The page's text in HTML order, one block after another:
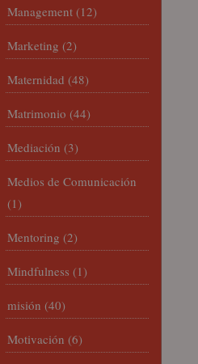
Management (12)
Marketing (2)
Maternidad (48)
Matrimonio (44)
Mediación (3)
Medios de Comunicación
(1)
Mentoring (2)
Mindfulness (1)
misión (40)
Motivación (6)